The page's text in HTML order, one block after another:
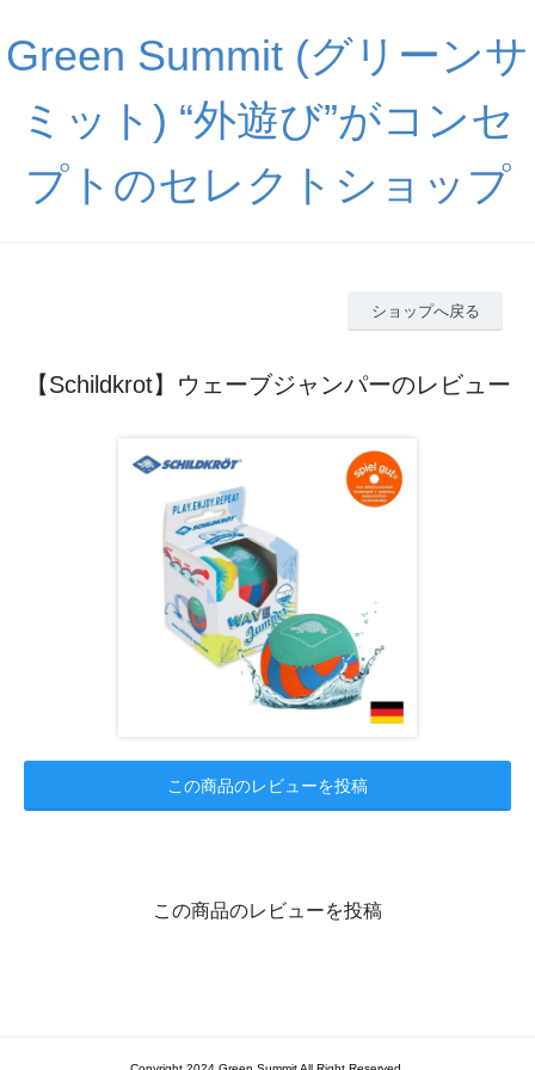
Green Summit (グリーンサ
ミット) “外遊び”がコンセ
プトのセレクトショップ
ショップへ戻る
【Schildkrot】ウェーブジャンパーのレビュー
この商品のレビューを投稿
この商品のレビューを投稿